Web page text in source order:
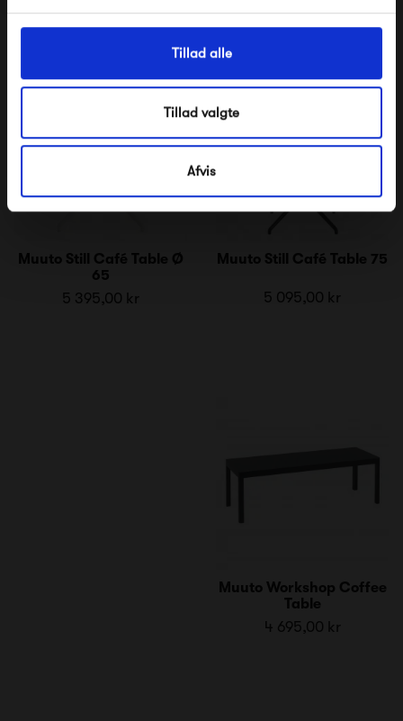
Tillad alle
Tillad valgte
Afvis
Muuto Still Café Table Ø
65
5 395,00 kr
Muuto Still Café Table 75
5 095,00 kr
Muuto Workshop Coffee
Table
4 695,00 kr